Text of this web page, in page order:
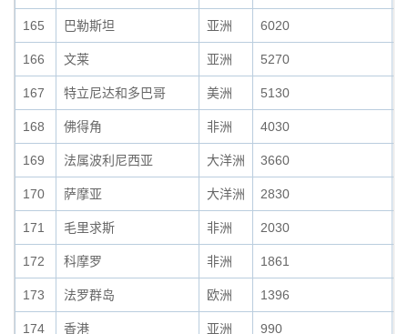
165 巴勒斯坦 亚洲 6020
166 文莱 亚洲 5270
167 特立尼达和多巴哥 美洲 5130
168 佛得角 非洲 4030
169 法属波利尼西亚 大洋洲 3660
170 萨摩亚 大洋洲 2830
171 毛里求斯 非洲 2030
172 科摩罗 非洲 1861
173 法罗群岛 欧洲 1396
174 香港 亚洲 990